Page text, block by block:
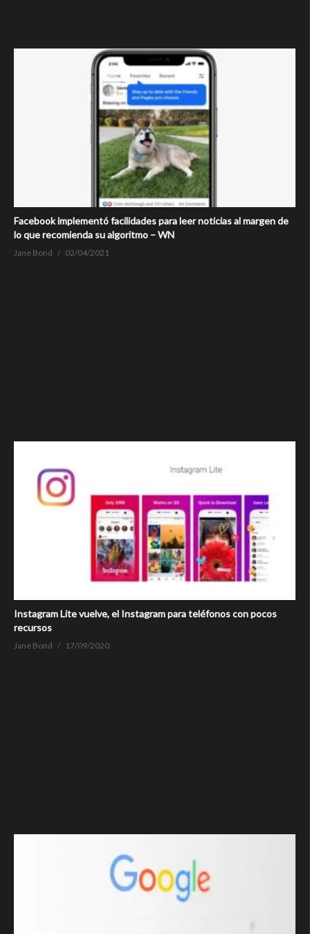
Facebook implementó facilidades para leer noticias al margen de
lo que recomienda su algoritmo – WN
Jane Bond 02/04/2021
Instagram Lite vuelve, el Instagram para teléfonos con pocos
recursos
Jane Bond 17/09/2020